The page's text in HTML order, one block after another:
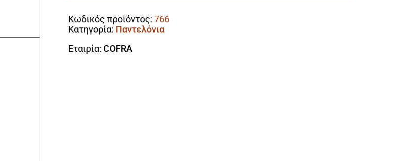
Κωδικός προϊόντος:766
Κατηγορία: Παντελόνια
Εταιρία: COFRA